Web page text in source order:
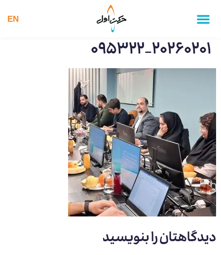
EN
۲۰۲۶۰۲۰۱_۰۹۵۳۲۲
دیدگاهتان را بنویسید